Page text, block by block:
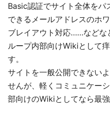
Basic認証でサイト全体を
できるメールアドレスのホ
ブレイアウト対応……などな
ループ内部向けWikiとして
す。
サイトを一般公開できない
せんが、軽くコミュニケー
部向けのWikiとしてなら最